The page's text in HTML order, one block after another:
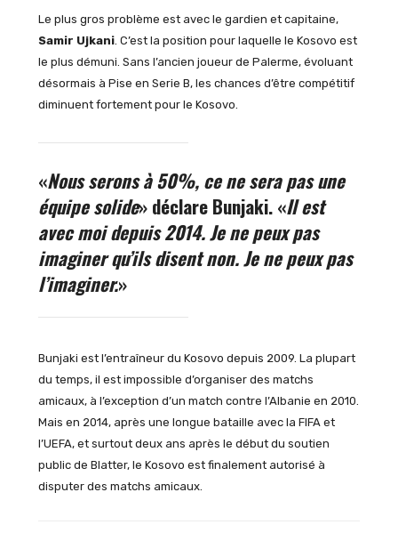
Le plus gros problème est avec le gardien et capitaine,
Samir Ujkani. C’est la position pour laquelle le Kosovo est
le plus démuni. Sans l’ancien joueur de Palerme, évoluant
désormais à Pise en Serie B, les chances d’être compétitif
diminuent fortement pour le Kosovo.
«Nous serons à 50%, ce ne sera pas une
équipe solide» déclare Bunjaki. «Il est
avec moi depuis 2014. Je ne peux pas
imaginer qu’ils disent non. Je ne peux pas
l’imaginer.»
Bunjaki est l’entraîneur du Kosovo depuis 2009. La plupart
du temps, il est impossible d’organiser des matchs
amicaux, à l’exception d’un match contre l’Albanie en 2010.
Mais en 2014, après une longue bataille avec la FIFA et
l’UEFA, et surtout deux ans après le début du soutien
public de Blatter, le Kosovo est finalement autorisé à
disputer des matchs amicaux.